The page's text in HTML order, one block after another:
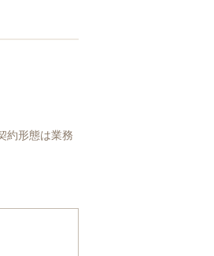
約形態は業務